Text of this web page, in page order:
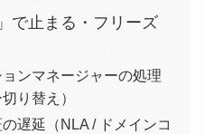
で止まる・フリーズ
ンマネージャーの処理
り替え）
遅延（NLA / ドメインコ